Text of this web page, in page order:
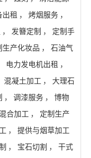
租 ， 烤烟服务 ，
， 发簪定制 ，
定制手
生产化妆品 ，
石油气
电力发电机出租 ，
混凝土加工 ，
大理石
， 调漆服务 ，
博物
合加工 ，
定制生产
，
提供与烟草加工
， 宝石切割 ，
干式